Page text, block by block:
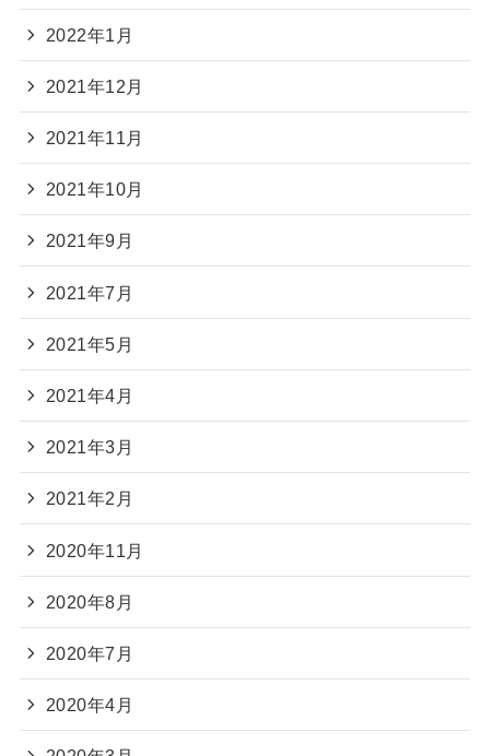
2022年1月
2021年12月
2021年11月
2021年10月
2021年9月
2021年7月
2021年5月
2021年4月
2021年3月
2021年2月
2020年11月
2020年8月
2020年7月
2020年4月